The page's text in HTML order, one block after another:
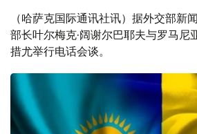
（哈萨克国际通讯社讯）据外交部新
部长叶尔梅克·阔谢尔巴耶夫与罗马尼
措尤举行电话会谈。